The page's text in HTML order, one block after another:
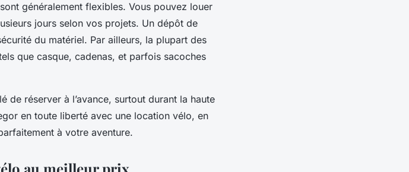
généralement flexibles. Vous pouvez louer
jours selon vos projets. Un dépôt de
du matériel. Par ailleurs, la plupart des
que casque, cadenas, et parfois sacoches
de réserver à l’avance, surtout durant la haute
en toute liberté avec une location vélo, en
à votre aventure.